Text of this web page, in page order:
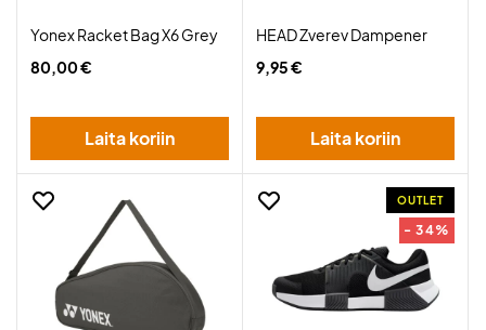
Yonex Racket Bag X6 Grey
80,00 €
Laita koriin
HEAD Zverev Dampener
9,95 €
Laita koriin
OUTLET
- 34%